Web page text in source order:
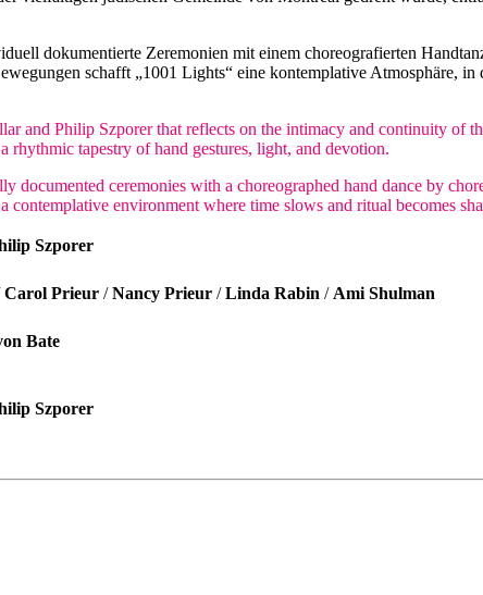
dokumentierte Zeremonien mit einem choreografierten
schafft „1001 Lights“ eine kontemplative Atmosphäre,
and Philip Szporer that reflects on the intimacy and continuity of
rhythmic tapestry of hand gestures, light, and devotion.
documented ceremonies with a choreographed hand dance by
environment where time slows and ritual becomes
Szporer
Carol Prieur /Nancy Prieur /Linda Rabin / Ami Shulman
Bate
Szporer